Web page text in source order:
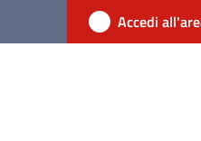
Accedi